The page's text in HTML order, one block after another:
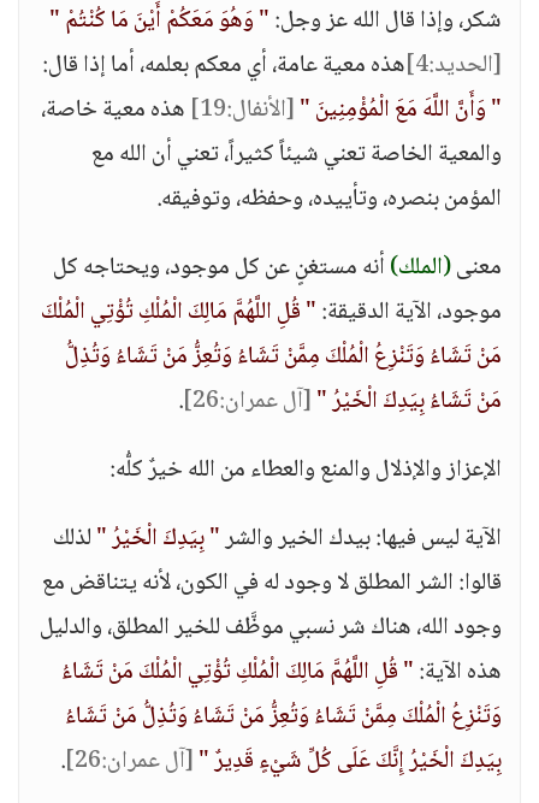
شكر، وإذا قال الله عز وجل:" وَهُوَ مَعَكُمْ أَيْنَ مَا كُنْتُمْ "
[الحديد:4]
هذه معية عامة، أي معكم بعلمه، أما إذا قال:
" وَأَنَّ اللَّهَ مَعَ الْمُؤْمِنِينَ "[الأنفال:19]
هذه معية خاصة،
والمعية الخاصة تعني شيئاً كثيراً، تعني أن الله مع
المؤمن بنصره، وتأييده، وحفظه، وتوفيقه.
معنى(الملك)أنه مستغنٍ عن كل موجود، ويحتاجه كل
موجود، الآية الدقيقة:" قُلِ اللَّهُمَّ مَالِكَ الْمُلْكِ تُؤْتِي الْمُلْكَ
مَنْ تَشَاءُ وَتَنْزِعُ الْمُلْكَ مِمَّنْ تَشَاءُ وَتُعِزُّ مَنْ تَشَاءُ وَتُذِلُّ
مَنْ تَشَاءُ بِيَدِكَ الْخَيْرُ "[آل عمران:26]
.
الإعزاز والإذلال والمنع والعطاء من الله خيرٌ كلُّه:
الآية ليس فيها: بيدك الخير والشر" بِيَدِكَ الْخَيْرُ "لذلك
قالوا: الشر المطلق لا وجود له في الكون، لأنه يتناقض مع
وجود الله، هناك شر نسبي موظَّف للخير المطلق، والدليل
هذه الآية:" قُلِ اللَّهُمَّ مَالِكَ الْمُلْكِ تُؤْتِي الْمُلْكَ مَنْ تَشَاءُ
وَتَنْزِعُ الْمُلْكَ مِمَّنْ تَشَاءُ وَتُعِزُّ مَنْ تَشَاءُ وَتُذِلُّ مَنْ تَشَاءُ
بِيَدِكَ الْخَيْرُ إِنَّكَ عَلَى كُلِّ شَيْءٍ قَدِيرٌ "[آل عمران:26]
.